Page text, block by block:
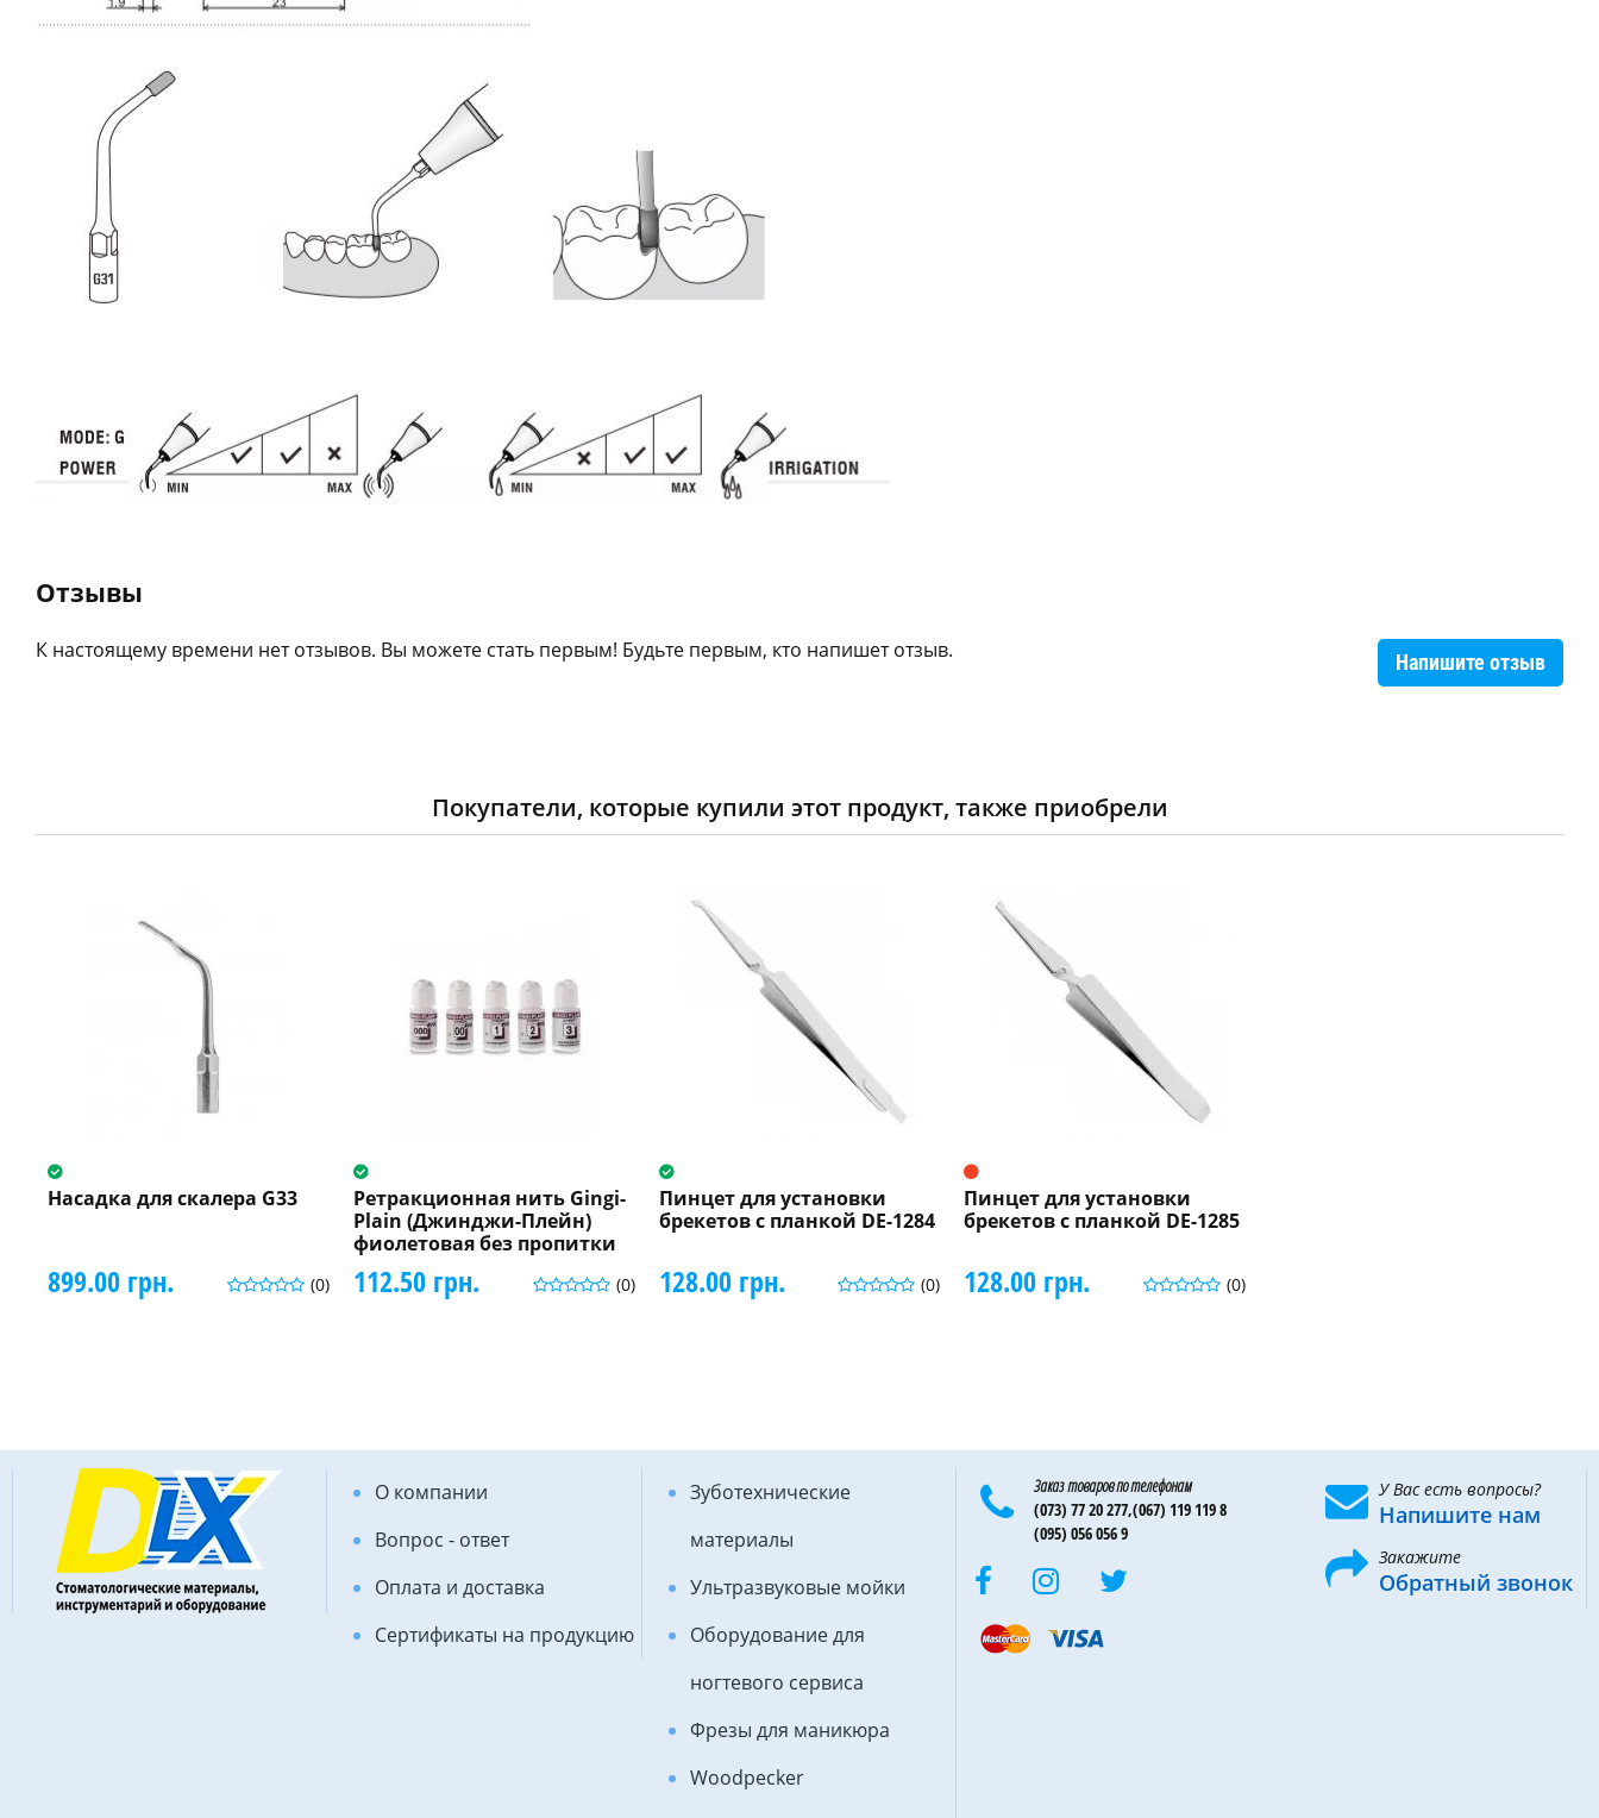
Отзывы
Напишите отзыв
К настоящему времени нет отзывов. Вы можете стать первым! Будьте первым, кто напишет отзыв.
Покупатели, которые купили этот продукт, также приобрели
Насадка для скалера G33
(0)
899.00 грн.
Ретракционная нить Gingi-
Plain (Джинджи-Плейн)
фиолетовая без пропитки
(0)
112.50 грн.
Пинцет для установки
брекетов с планкой DE-1284
(0)
128.00 грн.
Пинцет для установки
брекетов с планкой DE-1285
(0)
128.00 грн.
О компании
Вопрос - ответ
Оплата и доставка
Сертификаты на продукцию
Зуботехнические
материалы
Ультразвуковые мойки
Оборудование для
ногтевого сервиса
Фрезы для маникюра
Woodpecker
Заказ товаров по телефонам
(073) 77 20 277,(067) 119 119 8
(095) 056 056 9
У Вас есть вопросы?
Напишите нам
Закажите
Обратный звонок